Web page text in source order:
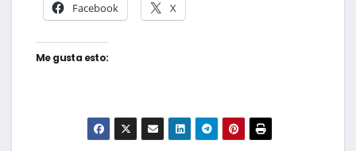
Facebook X
Me gusta esto: